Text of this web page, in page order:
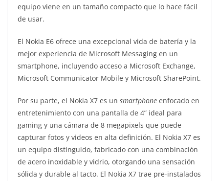
equipo viene en un tamaño compacto que lo hace fácil
de usar.
El Nokia E6 ofrece una excepcional vida de batería y la
mejor experiencia de Microsoft Messaging en un
smartphone, incluyendo acceso a Microsoft Exchange,
Microsoft Communicator Mobile y Microsoft SharePoint.
Por su parte, el Nokia X7 es un smartphone enfocado en
entretenimiento con una pantalla de 4” ideal para
gaming y una cámara de 8 megapixels que puede
capturar fotos y videos en alta definición. El Nokia X7 es
un equipo distinguido, fabricado con una combinación
de acero inoxidable y vidrio, otorgando una sensación
sólida y durable al tacto. El Nokia X7 trae pre-instalados